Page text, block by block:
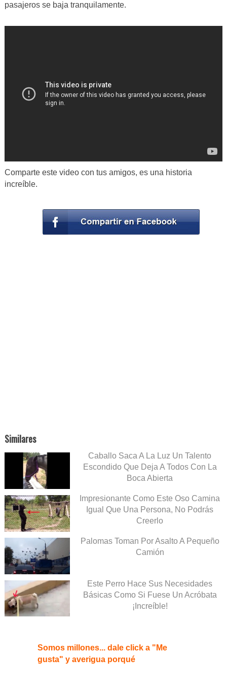
pasajeros se baja tranquilamente.
Comparte este video con tus amigos, es una historia
increíble.
Similares
Caballo Saca A La Luz Un Talento
Escondido Que Deja A Todos Con La
Boca Abierta
Impresionante Como Este Oso Camina
Igual Que Una Persona, No Podrás
Creerlo
Palomas Toman Por Asalto A Pequeño
Camión
Este Perro Hace Sus Necesidades
Básicas Como Si Fuese Un Acróbata
¡Increíble!
Somos millones... dale click a "Me
gusta" y averigua porqué